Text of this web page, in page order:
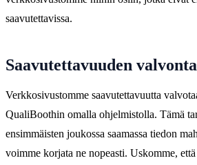
saavutettavissa.
Saavutettavuuden valvonta
Verkkosivustomme saavutettavuutta
QualiBoothin omalla ohjelmistolla. Tämä
ensimmäisten joukossa saamassa tiedon
voimme korjata ne nopeasti. Uskomme,